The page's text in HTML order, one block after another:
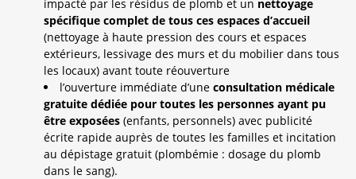
impacté par les résidus de plomb et un nettoyage
spécifique complet de tous ces espaces d’accueil
(nettoyage à haute pression des cours et espaces
extérieurs, lessivage des murs et du mobilier dans tous
les locaux) avant toute réouverture
l’ouverture immédiate d’une consultation médicale
gratuite dédiée pour toutes les personnes ayant pu
être exposées (enfants, personnels) avec publicité
écrite rapide auprès de toutes les familles et incitation
au dépistage gratuit (plombémie : dosage du plomb
dans le sang).